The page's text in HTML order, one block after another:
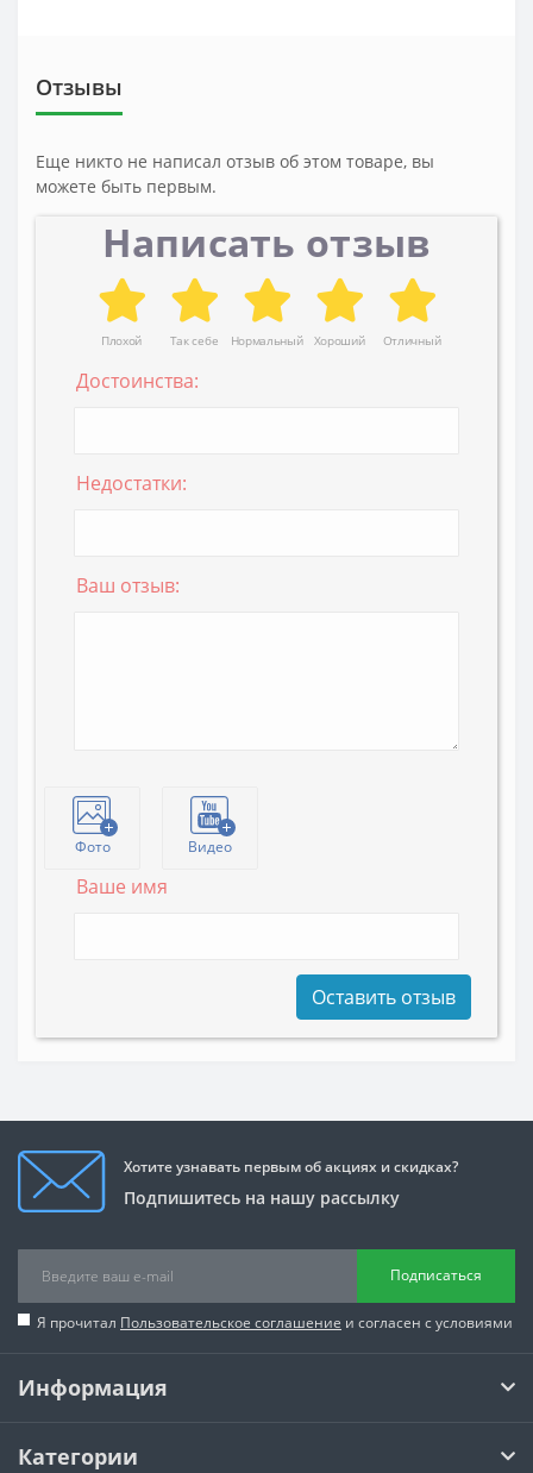
Отзывы
Еще никто не написал отзыв об этом товаре, вы
можете быть первым.
Написать отзыв
Плохой Так себе Нормальный Хороший Отличный
Достоинства:
Недостатки:
Ваш отзыв:
Фото Видео
Ваше имя
Оставить отзыв
Хотите узнавать первым об акциях и скидках?
Подпишитесь на нашу рассылку
Подписаться
Я прочитал Пользовательское соглашение и согласен с условиями
Информация
Категории